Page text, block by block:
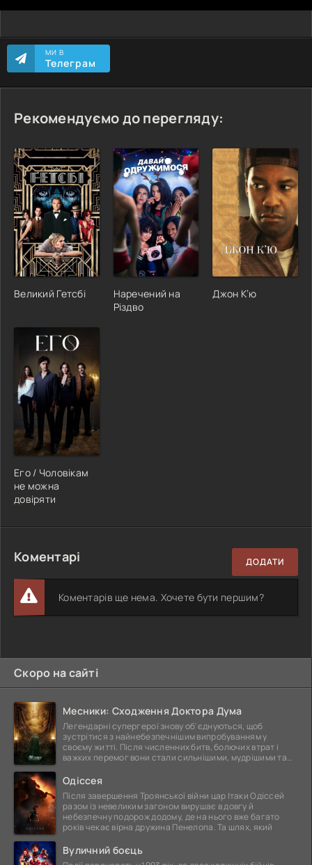
МИ В
Телеграм
Рекомендуємо до перегляду:
Великий Гетсбі
Наречений на
Різдво
Джон К’ю
Его / Чоловікам
не можна
довіряти
Коментарі ДОДАТИ
Коментарів ще нема. Хочете бути першим?
Скоро на сайті
Месники: Сходження Доктора Дума
Легендарні супергерої знову об'єднуються, щоб
зустрітися з найнебезпечнішим випробуванням у
своєму житті. Після численних битв, болючих втрат і
важких перемог вони стали сильнішими, мудрішими та
Одіссея
Після завершення Троянської війни цар Ітаки Одіссей
разом із невеликим загоном вирушає в довгу й
небезпечну подорож додому, де на нього вже багато
років чекає вірна дружина Пенелопа. Та шлях, який
Вуличний боєць